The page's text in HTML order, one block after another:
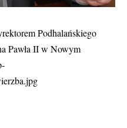
Podhalańskiego
Pawła II w Nowym